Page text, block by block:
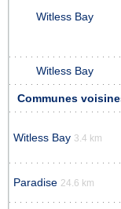
Witless Bay
Witless Bay
Communes
Witless Bay 3.4 km
Paradise 24.6 km